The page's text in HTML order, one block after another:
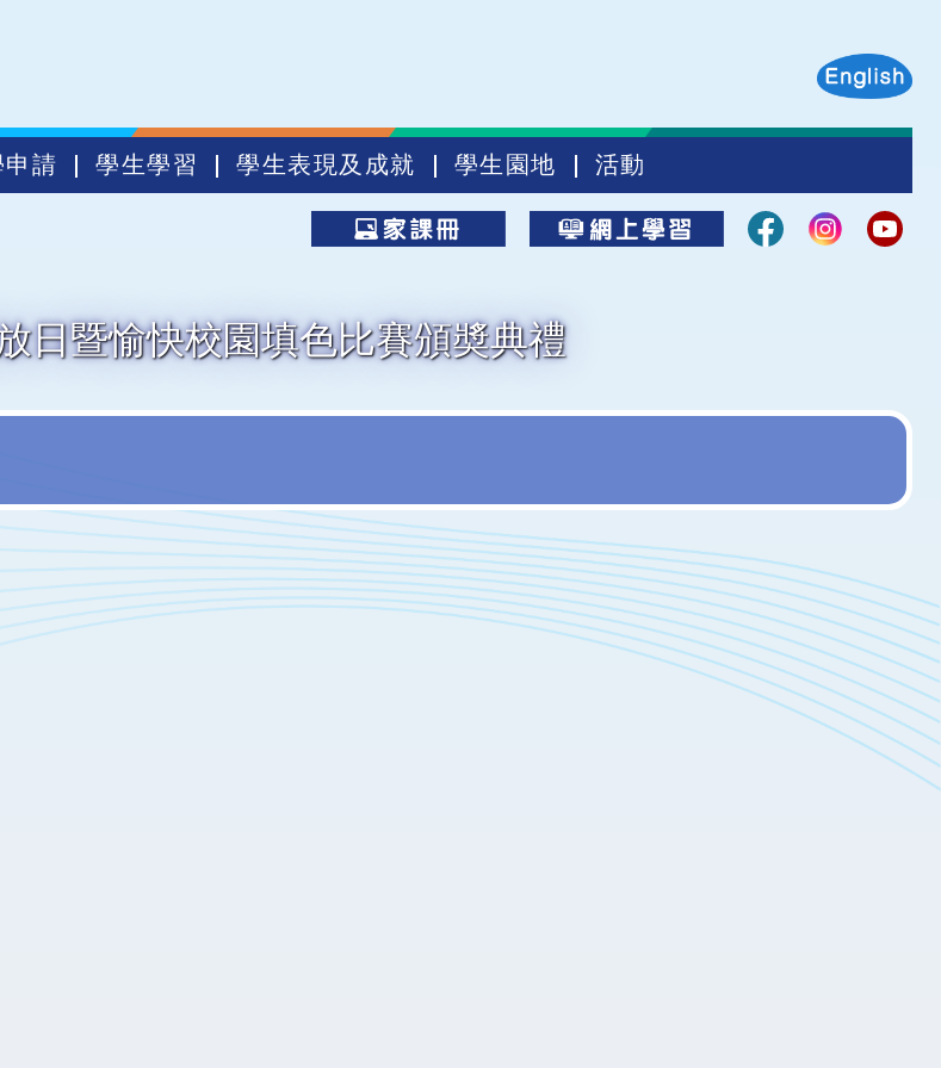
申請 學生學習 學生表現及成就 學生園地 活動
日暨愉快校園填色比賽頒奬典禮